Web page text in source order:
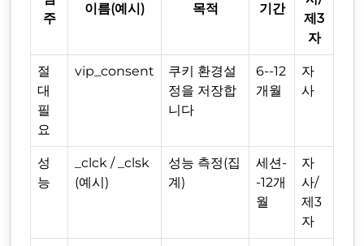
주
이름(예시) 목적 기간
제3
자
절
대
필
요
vip_consent
쿠키 환경설
정을 저장합
니다
6--12
개월
자
사
성
능
_clck / _clsk
(예시)
성능 측정(집
계)
세션-
-12개
월
자
사/
제3
자